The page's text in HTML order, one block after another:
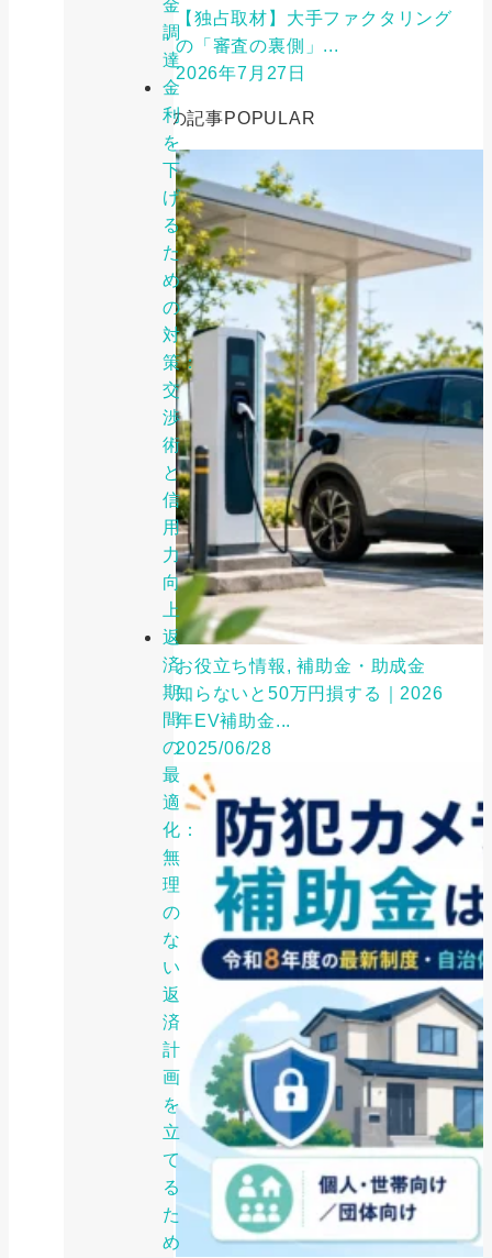
金
調
達
金
利
を
下
げ
る
た
め
の
対
策：
交
渉
術
と
信
用
力
向
上
返
済
期
間
の
最
適
化：
無
理
の
な
い
返
済
計
画
を
立
て
る
た
め
【独占取材】大手ファクタリング
の「審査の裏側」...
2026年7月27日
人気の記事POPULAR
お役立ち情報, 補助金・助成金
知らないと50万円損する｜2026
年EV補助金...
2025/06/28